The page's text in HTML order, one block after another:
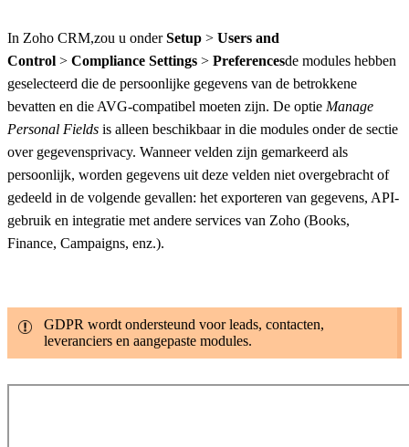
In Zoho CRM,zou u onderSetup > Users and
Control > Compliance Settings > Preferencesde modules hebben
geselecteerd die de persoonlijke gegevens van de betrokkene
bevatten en die AVG-compatibel moeten zijn. De optie Manage
Personal Fields is alleen beschikbaar in die modules onder de sectie
over gegevensprivacy. Wanneer velden zijn gemarkeerd als
persoonlijk, worden gegevens uit deze velden niet overgebracht of
gedeeld in de volgende gevallen: het exporteren van gegevens, API-
gebruik en integratie met andere services van Zoho (Books,
Finance, Campaigns, enz.).
GDPR wordt ondersteund voor leads, contacten,
leveranciers en aangepaste modules.